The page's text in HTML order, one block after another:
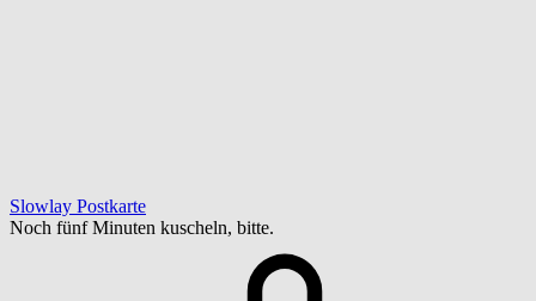
Slowlay Postkarte
Noch fünf Minuten kuscheln, bitte.